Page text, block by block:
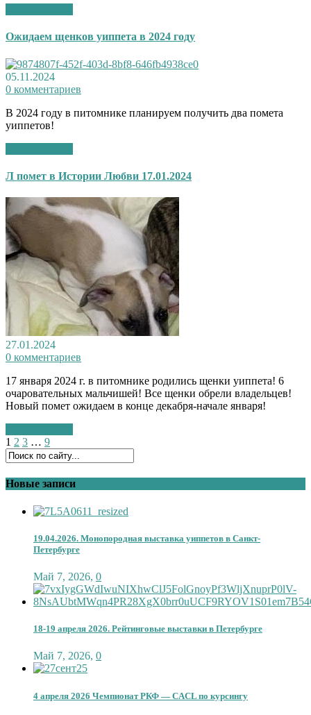
Ожидаем щенков уиппета в 2024 году
05.11.2024
0 комментариев
В 2024 году в питомнике планируем получить два помета
уиппетов!
Л помет в Истории Любви 17.01.2024
27.01.2024
0 комментариев
17 января 2024 г. в питомнике родились щенки уиппета! 6
очаровательных мальчишей! Все щенки обрели владельцев!
Новый помет ожидаем в конце декабря-начале января!
1 2 3 … 9
Новые записи
19.04.2026. Монопородная выставка уиппетов в Санкт-
Петербурге
Май 7, 2026, 0
18-19 апреля 2026. Рейтинговые выставки в Петербурге
Май 7, 2026, 0
4 апреля 2026 Чемпионат РКФ — CACL по курсингу